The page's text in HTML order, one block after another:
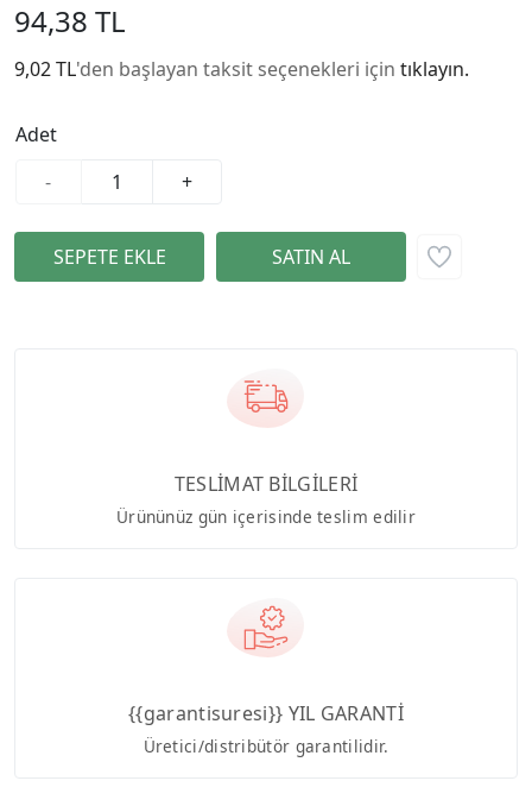
94,38 TL
9,02 TL'den başlayan taksit seçenekleri için tıklayın.
Adet
-
+
TESLİMAT BİLGİLERİ
Ürününüz gün içerisinde teslim edilir
{{garantisuresi}} YIL GARANTİ
Üretici/distribütör garantilidir.